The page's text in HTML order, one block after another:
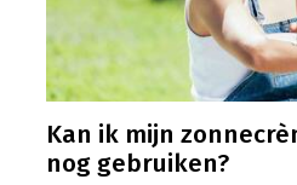
Kan ik mijn
nog gebruiken?